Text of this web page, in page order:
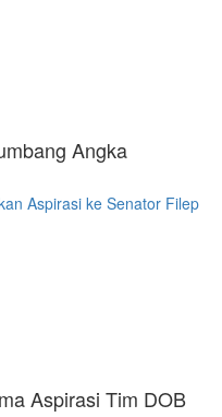
Angka
Aspirasi Tim DOB